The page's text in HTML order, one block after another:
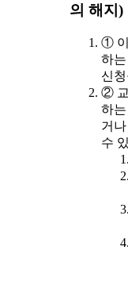
의 해지)
① 이
하
신
② 교
하
거
수